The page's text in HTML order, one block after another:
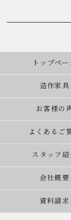
トップペー
造作家具
お客様の
よくあるご
スタッフ紹
会社概要
資料請求